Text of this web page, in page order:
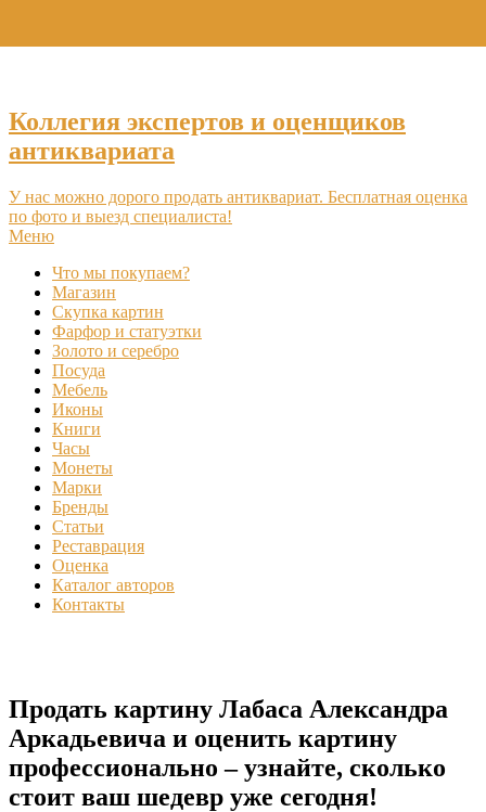
Коллегия экспертов и оценщиков
антиквариата
У нас можно дорого продать антиквариат. Бесплатная оценка
по фото и выезд специалиста!
Меню
Что мы покупаем?
Магазин
Скупка картин
Фарфор и статуэтки
Золото и серебро
Посуда
Мебель
Иконы
Книги
Часы
Монеты
Марки
Бренды
Статьи
Реставрация
Оценка
Каталог авторов
Контакты
Продать картину Лабаса Александра
Аркадьевича и оценить картину
профессионально – узнайте, сколько
стоит ваш шедевр уже сегодня!